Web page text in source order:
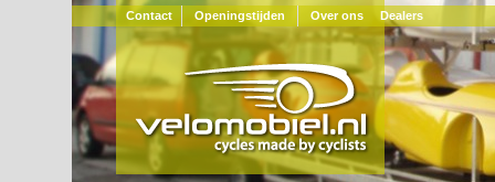
Contact Openingstijden Over ons Dealers